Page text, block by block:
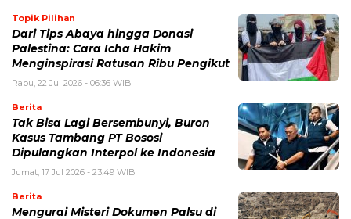
Topik Pilihan
Dari Tips Abaya hingga Donasi
Palestina: Cara Icha Hakim
Menginspirasi Ratusan Ribu Pengikut
Rabu, 22 Jul 2026 - 06:36 WIB
Berita
Tak Bisa Lagi Bersembunyi, Buron
Kasus Tambang PT Bososi
Dipulangkan Interpol ke Indonesia
Jumat, 17 Jul 2026 - 23:49 WIB
Berita
Mengurai Misteri Dokumen Palsu di